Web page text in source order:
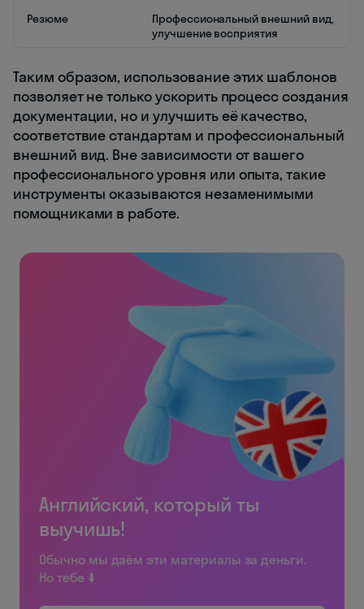
Резюме
Профессиональный внешний вид,
улучшение восприятия
Таким образом, использование этих шаблонов
позволяет не только ускорить процесс создания
документации, но и улучшить её качество,
соответствие стандартам и профессиональный
внешний вид. Вне зависимости от вашего
профессионального уровня или опыта, такие
инструменты оказываются незаменимыми
помощниками в работе.
Английский, который ты
выучишь!
Обычно мы даём эти материалы за деньги.
Но тебе ⬇️